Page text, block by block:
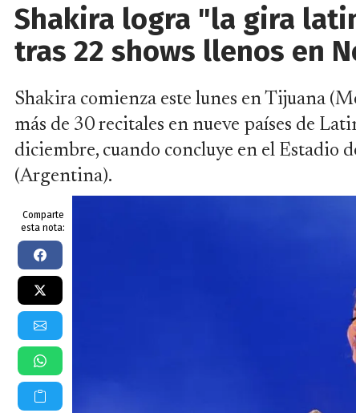
Shakira logra "la gira
tras 22 shows llenos en
Shakira comienza este lunes en Tijuana
más de 30 recitales en nueve países de
diciembre, cuando concluye en el Estadio
(Argentina).
Comparte
esta nota: